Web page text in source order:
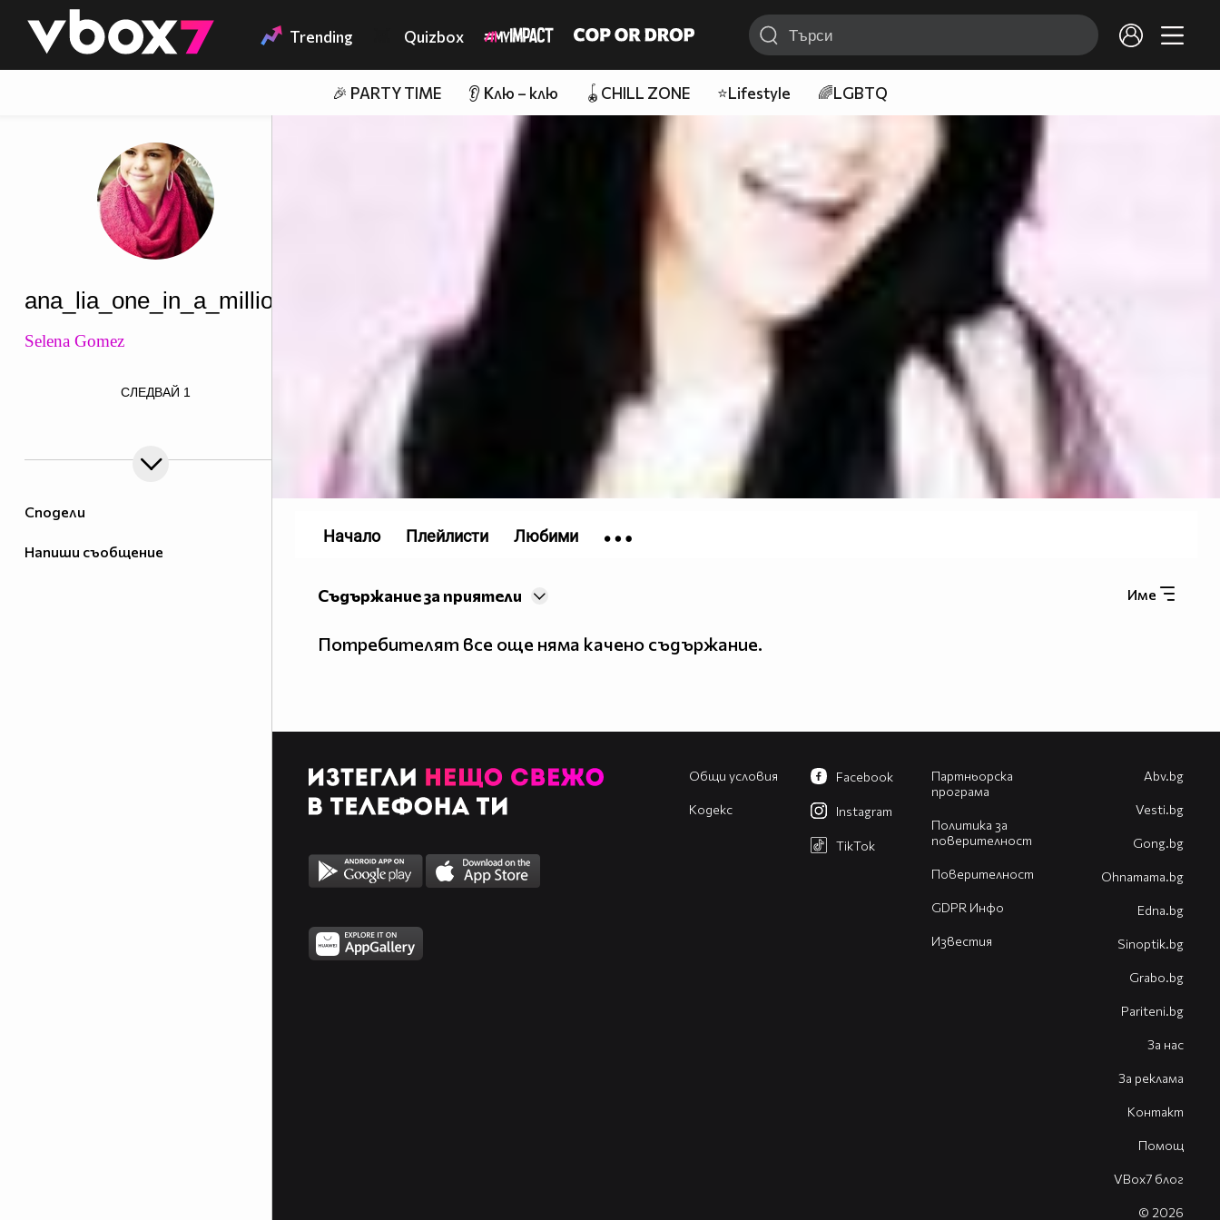
👾 Trending Quizbox
🎉 PARTY TIME 👂 Клю – клю 🪀CHILL ZONE ⭐Lifestyle 🌈LGBTQ
Сподели
Напиши съобщение
ana_lia_one_in_a_million
Selena Gomez
target="_blank">
СЛЕДВАЙ 1
Име
Съдържание за приятели
Потребителят все още няма качено съдържание.
Начало Плейлисти Любими
Общи условия
Кодекс
Партньорска
програма
Политика за
поверителност
Поверителност
GDPR Инфо
Известия
Facebook
Instagram
TikTok
Abv.bg
Vesti.bg
Gong.bg
Оhnamama.bg
Edna.bg
Sinoptik.bg
Grabo.bg
Pariteni.bg
За нас
За реклама
Контакт
Помощ
VBox7 блог
© 2026